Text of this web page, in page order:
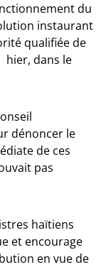
du
instaurant
qualifiée de
hier, dans le
dénoncer le
de ces
pas
haïtiens
et encourage
en vue de